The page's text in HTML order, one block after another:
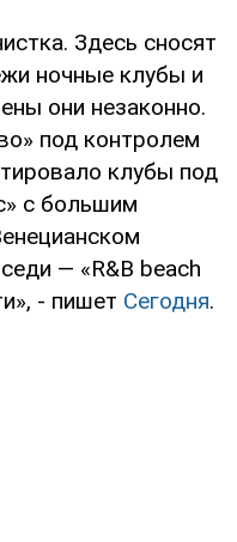
Здесь сносят
ночные клубы и
они незаконно.
под контролем
клубы под
с большим
— «R&B beach
- пишет Сегодня.